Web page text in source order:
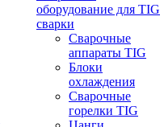
оборудование для TIG
сварки
Сварочные
аппараты TIG
Блоки
охлаждения
Сварочные
горелки TIG